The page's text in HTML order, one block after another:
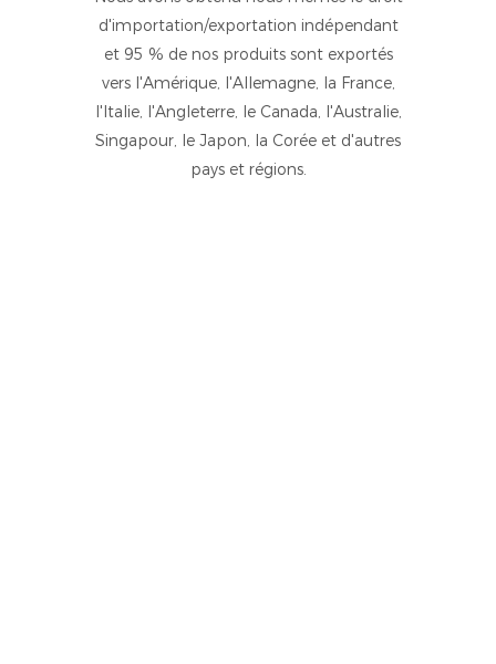
d'importation/exportation indépendant
et 95 % de nos produits sont exportés
vers l'Amérique, l'Allemagne, la France,
l'Italie, l'Angleterre, le Canada, l'Australie,
Singapour, le Japon, la Corée et d'autres
pays et régions.